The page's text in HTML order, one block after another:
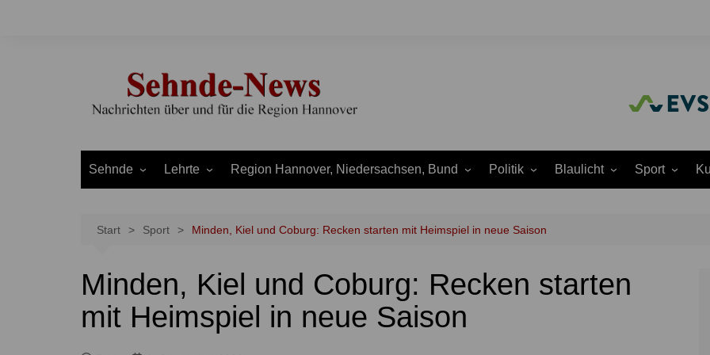
Sehnde
Bolzum
Evern
Gretenberg
Lehrte
Aligse
Hämelerwald
Immensen
Region Hannover, Niedersachsen, Bund
Uetze
LEADER und Börderegion
Land Niedersachsen
Politik
Ortsrat
Blaulicht
Rettungsdienst
Sport
Start Sport Minden, Kiel und Coburg: Recken starten mit Heimspiel in neue Saison
Minden, Kiel und Coburg: Recken starten
mit Heimspiel in neue Saison